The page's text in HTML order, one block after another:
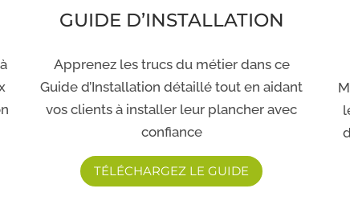
GUIDE D’INSTALLATION
Apprenez les trucs du métier dans ce
Guide d’Installation détaillé tout en aidant
vos clients à installer leur plancher avec
confiance
TÉLÉCHARGEZ LE GUIDE